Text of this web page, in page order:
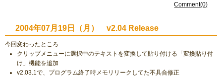
Comment(0)
2004年07月19日（月） v2.04 Release
今回変わったところ
クリップメニューに選択中のテキストを変換して貼り付ける「変換貼り付
け」機能を追加
v2.03.1で、プログラム終了時メモリリークしてた不具合修正